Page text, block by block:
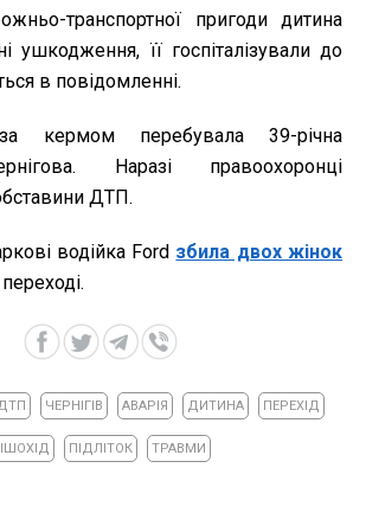
транспортної пригоди дитина
ушкодження, її госпіталізували до
в повідомленні.
кермом перебувала 39-річна
Наразі правоохоронці
ДТП.
водійка Ford збила двох жінок
ЧЕРНІГІВ АВАРІЯ ДИТИНА ПЕРЕХІД
ПІДЛІТОК ТРАВМИ